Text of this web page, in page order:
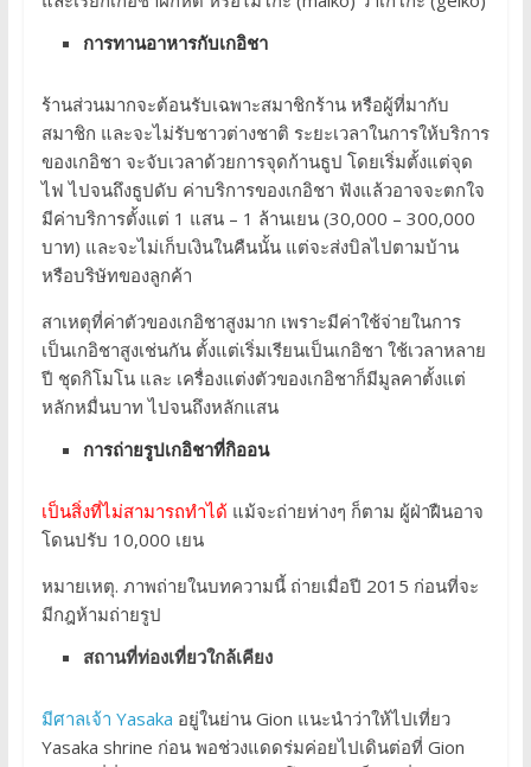
การทานอาหารกับเกอิชา
ร้านส่วนมากจะต้อนรับเฉพาะสมาชิกร้าน หรือผู้ที่มากับ
สมาชิก และจะไม่รับชาวต่างชาติ ระยะเวลาในการให้บริการ
ของเกอิชา จะจับเวลาด้วยการจุดก้านธูป โดยเริ่มตั้งแต่จุด
ไฟ ไปจนถึงธูปดับ ค่าบริการของเกอิชา ฟังแล้วอาจจะตกใจ
มีค่าบริการตั้งแต่ 1 แสน – 1 ล้านเยน (30,000 – 300,000
บาท) และจะไม่เก็บเงินในคืนนั้น แต่จะส่งบิลไปตามบ้าน
หรือบริษัทของลูกค้า
สาเหตุที่ค่าตัวของเกอิชาสูงมาก เพราะมีค่าใช้จ่ายในการ
เป็นเกอิชาสูงเช่นกัน ตั้งแต่เริ่มเรียนเป็นเกอิชา ใช้เวลาหลาย
ปี ชุดกิโมโน และ เครื่องแต่งตัวของเกอิชาก็มีมูลคาตั้งแต่
หลักหมื่นบาท ไปจนถึงหลักแสน
การถ่ายรูปเกอิชาที่กิออน
เป็นสิ่งที่ไม่สามารถทำได้แม้จะถ่ายห่างๆ ก็ตาม ผู้ฝ่าฝืนอาจ
โดนปรับ 10,000 เยน
หมายเหตุ. ภาพถ่ายในบทความนี้ ถ่ายเมื่อปี 2015 ก่อนที่จะ
มีกฎห้ามถ่ายรูป
สถานที่ท่องเที่ยวใกล้เคียง
มีศาลเจ้า Yasaka อยู่ในย่าน Gion แนะนำว่าให้ไปเที่ยว
Yasaka shrine ก่อน พอช่วงแดดร่มค่อยไปเดินต่อที่ Gion